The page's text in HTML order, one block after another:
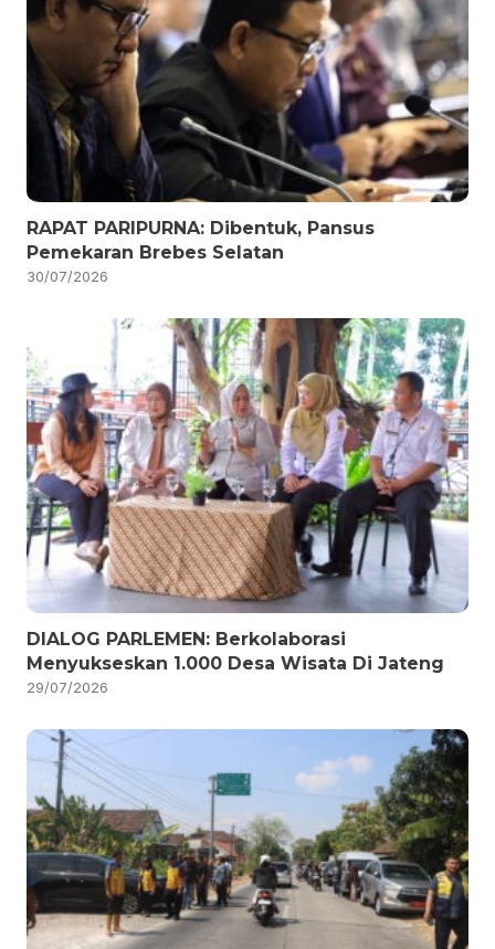
RAPAT PARIPURNA: Dibentuk, Pansus
Pemekaran Brebes Selatan
30/07/2026
DIALOG PARLEMEN: Berkolaborasi
Menyukseskan 1.000 Desa Wisata Di Jateng
29/07/2026